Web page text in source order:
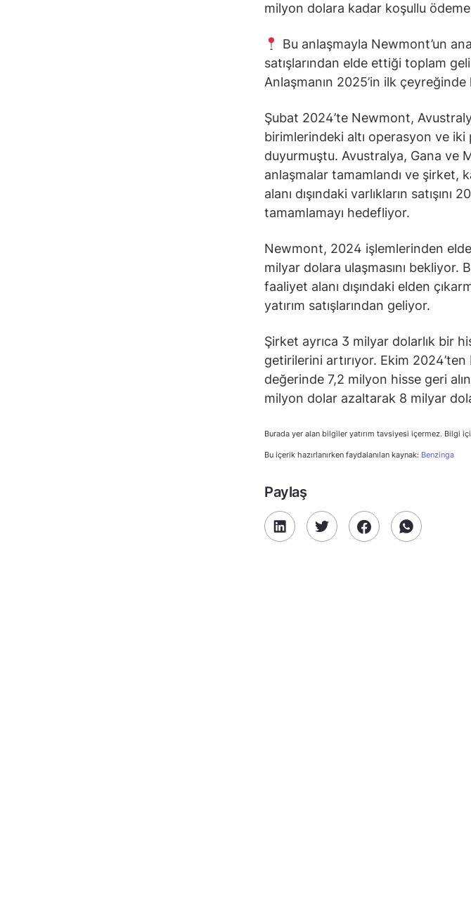
milyon dolara kadar koşullu
Bu anlaşmayla Newmont’un
satışlarından elde ettiği toplam
Anlaşmanın 2025’in ilk
Şubat 2024’te Newmont,
birimlerindeki altı operasyon ve iki
duyurmuştu. Avustralya, Gana ve
anlaşmalar tamamlandı ve şirket,
alanı dışındaki varlıkların
tamamlamayı hedefliyor.
Newmont, 2024 işlemlerinden
milyar dolara ulaşmasını bekliyor.
faaliyet alanı dışındaki elden
yatırım satışlarından geliyor.
Şirket ayrıca 3 milyar dolarlık bir
getirilerini artırıyor. Ekim
değerinde 7,2 milyon hisse geri
milyon dolar azaltarak 8 milyar
Burada yer alan bilgiler yatırım tavsiyesi içermez. Bilgi
Bu içerik hazırlanırken faydalanılan kaynak: Benzinga
Paylaş